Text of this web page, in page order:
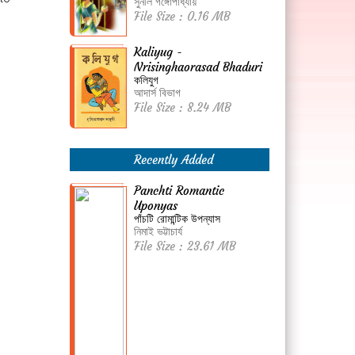
File Size : 0.16 MB
Kaliyug -
Nrisinghaorasad Bhaduri
কলিযুগ
আদার্স বিভাগ
File Size : 8.24 MB
Recently Added
Panchti Romantic
Uponyas
পাঁচটি রোমান্টিক উপন্যাস
নিমাই ভট্টাচার্য
File Size : 23.61 MB